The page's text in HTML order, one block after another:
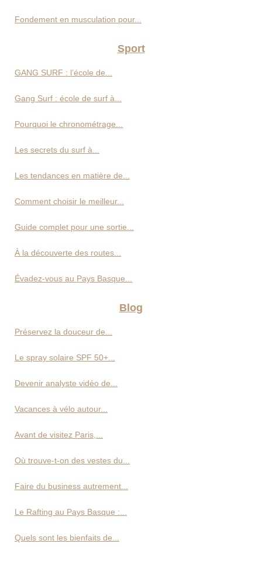
Fondement en musculation pour...
Sport
GANG SURF : l’école de...
Gang Surf : école de surf à...
Pourquoi le chronométrage...
Les secrets du surf à...
Les tendances en matière de...
Comment choisir le meilleur...
Guide complet pour une sortie...
À la découverte des routes...
Évadez-vous au Pays Basque...
Blog
Préservez la douceur de...
Le spray solaire SPF 50+...
Devenir analyste vidéo de...
Vacances à vélo autour...
Avant de visitez Paris,...
Où trouve-t-on des vestes du...
Faire du business autrement...
Le Rafting au Pays Basque :...
Quels sont les bienfaits de...